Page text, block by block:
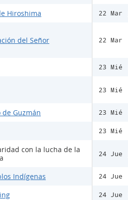
Hiroshima
del Señor
Guzmán
con la lucha de la
Indígenas
22 Mar
22 Mar
23 Mié
23 Mié
23 Mié
23 Mié
24 Jue
24 Jue
24 Jue